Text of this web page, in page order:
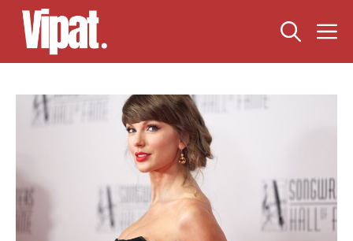
Skip
content